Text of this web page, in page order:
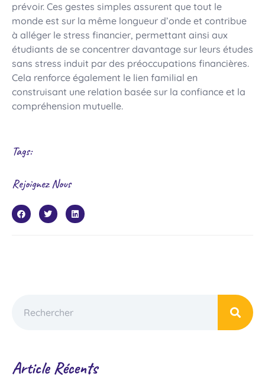
prévoir. Ces gestes simples assurent que tout le
monde est sur la même longueur d’onde et contribue
à alléger le stress financier, permettant ainsi aux
étudiants de se concentrer davantage sur leurs études
sans stress induit par des préoccupations financières.
Cela renforce également le lien familial en
construisant une relation basée sur la confiance et la
compréhension mutuelle.
Tags:
Rejoignez Nous
Article Récents